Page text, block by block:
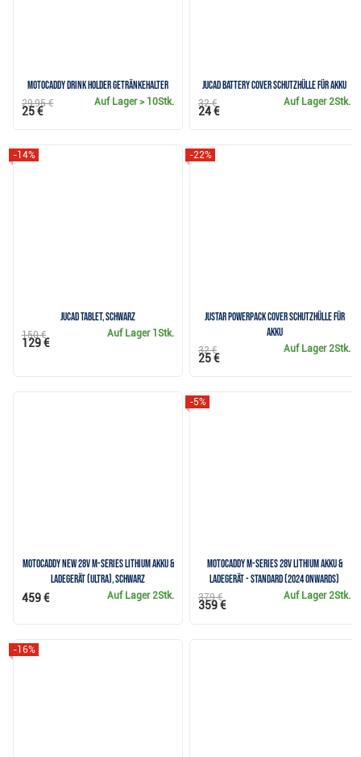
Motocaddy Drink Holder Getränkehalter
Auf Lager> 10Stk.
29,95 €
25 €
JuCad Battery Cover Schutzhülle für Akku
Auf Lager 2Stk.
32 €
24 €
JuCad Tablet, schwarz
-14%
Auf Lager 1Stk.
150 €
129 €
JuStar Powerpack Cover Schutzhülle für
Akku
-22%
Auf Lager2Stk.
32 €
25 €
Motocaddy NEW 28V M-Series Lithium Akku &
Ladegerät (ULTRA), schwarz
Auf Lager2Stk.
459 €
Motocaddy M-Series 28V Lithium Akku &
Ladegerät - Standard (2024 onwards)
-5%
Auf Lager2Stk.
379 €
359 €
-16%